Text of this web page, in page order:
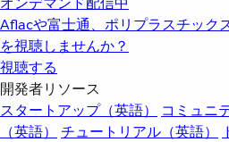
Aflacや富士通、ポリプラスチック
を視聴しませんか？
視聴する
開発者リソース
スタートアップ（英語）
コミュニ
（英語）
チュートリアル（英語）